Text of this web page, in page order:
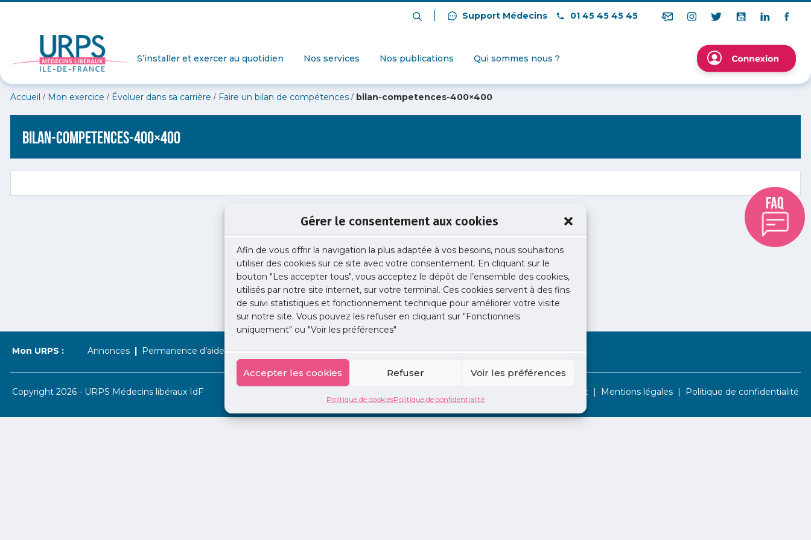
Gérer le consentement aux cookies
Afin de vous offrir la navigation la plus adaptée à vos besoins, nous souhaitons
utiliser des cookies sur ce site avec votre consentement. En cliquant sur le
bouton "Les accepter tous", vous acceptez le dépôt de l’ensemble des cookies,
utilisés par notre site internet, sur votre terminal. Ces cookies servent à des fins
de suivi statistiques et fonctionnement technique pour améliorer votre visite
sur notre site. Vous pouvez les refuser en cliquant sur "Fonctionnels
uniquement" ou "Voir les préférences"
Accepter les cookies Refuser Voir les préférences
Politique de cookiesPolitique de confidentialité
Support Médecins 01 45 45 45 45
S’installer et exercer au quotidien Nos services Nos publications Qui sommes nous ?
Accueil / Mon exercice / Évoluer dans sa carrière / Faire un bilan de compétences / bilan-competences-400×400
bilan-competences-400×400
Mon URPS : Annonces Permanence d’aide à l’installation La Centrale 2 jours en libéral Adopte 1 Doc
Copyright 2026 - URPS Médecins libéraux IdF Contact Mentions légales Politique de confidentialité